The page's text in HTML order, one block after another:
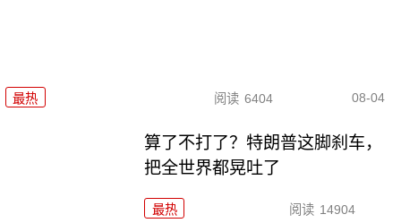
最热 阅读 6404 08-04
算了不打了？特朗普这脚刹车，
把全世界都晃吐了
最热 阅读 14904